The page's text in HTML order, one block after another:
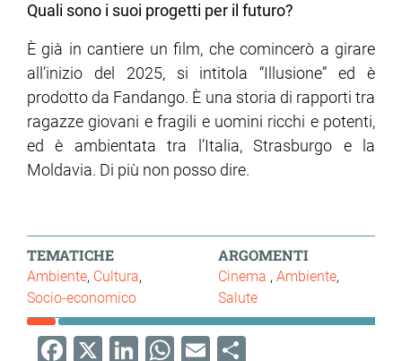
Quali sono i suoi progetti per il futuro?
È già in cantiere un film, che comincerò a girare
all’inizio del 2025, si intitola “Illusione” ed è
prodotto da Fandango. È una storia di rapporti tra
ragazze giovani e fragili e uomini ricchi e potenti,
ed è ambientata tra l’Italia, Strasburgo e la
Moldavia. Di più non posso dire.
TEMATICHE
Ambiente Cultura
Socio-economico
ARGOMENTI
Cinema
Ambiente
Salute